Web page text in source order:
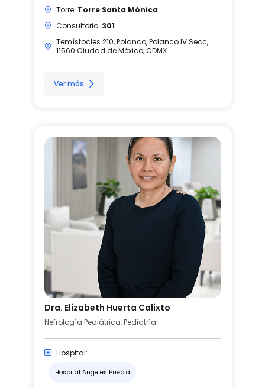
Torre: Torre Santa Mónica
Consultorio: 301
Temístocles 210, Polanco, Polanco IV Secc,
11560 Ciudad de México, CDMX
Ver más
Dra. Elizabeth Huerta Calixto
Nefrología Pediátrica, Pediatría
Hospital:
Hospital Angeles Puebla